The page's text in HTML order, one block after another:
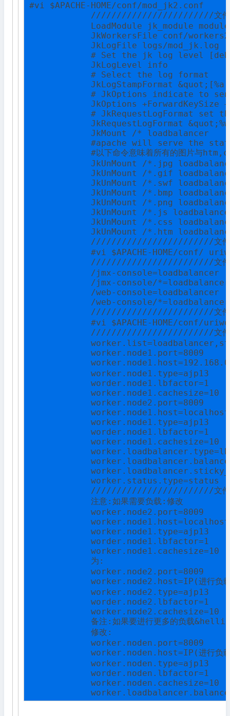
#vi $APACHE-HOME/conf/mod_jk2.conf
////////////////////////文
LoadModule jk_module
JkWorkersFile conf/
            JkLogFile logs/mod_jk.log
# Set the jk log level
            JkLogLevel info
            # Select the log format
JkLogStampFormat &quot;[%a
# JkOptions indicate to
JkOptions +ForwardKeySize
# JkRequestLogFormat set
JkRequestLogFormat
            JkMount /* loadbalancer
#apache will serve the
#以下命令意味着所有的图片与
JkUnMount /*.jpg
JkUnMount /*.gif
JkUnMount /*.swf
JkUnMount /*.bmp
JkUnMount /*.png
JkUnMount /*.js
JkUnMount /*.css
JkUnMount /*.htm
////////////////////////文
#vi $APACHE-HOME/conf/
////////////////////////文
            /jmx-console=loadbalancer
            /jmx-console/*=loadbalancer
            /web-console=loadbalancer
            /web-console/*=loadbalancer
////////////////////////文
#vi $APACHE-HOME/conf/
////////////////////////文
            worker.node1.port=8009
            worker.node1.type=ajp13
            worder.node1.lbfactor=1
            worker.node1.cachesize=10
            worker.node2.port=8009
            worker.node1.host=localhost
            worker.node1.type=ajp13
            worder.node1.lbfactor=1
            worker.node1.cachesize=10
            worker.loadbalancer.type=lb
            worker.status.type=status
////////////////////////文
            注意:如果需要负载:修改
            worker.node2.port=8009
            worker.node1.host=localhost
            worker.node1.type=ajp13
            worder.node1.lbfactor=1
            worker.node1.cachesize=10
            为:
            worker.node2.port=8009
worker.node2.host=IP(进行负
            worker.node2.type=ajp13
            worder.node2.lbfactor=1
            worker.node2.cachesize=10
备注:如果要进行更多的负载
            修改:
            worker.noden.port=8009
worker.noden.host=IP(进行负
            worker.noden.type=ajp13
            worder.noden.lbfactor=1
            worker.noden.cachesize=10